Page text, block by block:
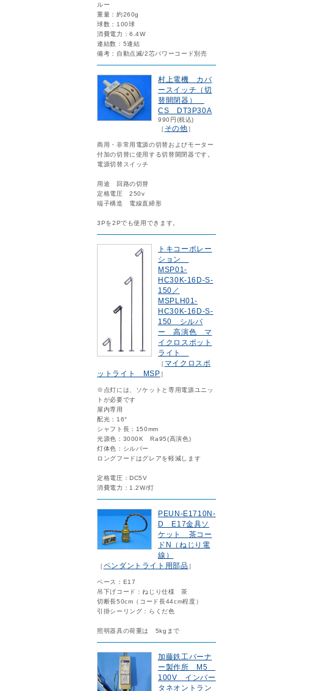
ルー
重量：約260g
球数：100球
消費電力：6.4W
連結数：5連結
備考：自動点滅/2芯パワーコード別売
村上電機 カバ
ースイッチ（切
替開閉器）
CS DT3P30A
990円(税込)
［ その他］
商用・非常用電源の切替およびモーター
付加の切替に使用する切替開閉器です。
電源切替スイッチ
用途 回路の切替
定格電圧 250v
端子構造 電線直締形
3Pを2Pでも使用できます。
トキコーポレー
ション
MSP01-
HC30K-16D-S-
150／
MSPLH01-
HC30K-16D-S-
150 シルバ
ー 高演色 マ
イクロスポット
ライト
［ マイクロスポ
ットライト MSP］
※点灯には、ソケットと専用電源ユニッ
トが必要です
屋内専用
配光：16°
シャフト長：150mm
光源色：3000K Ra95(高演色)
灯体色：シルバー
ロングフードはグレアを軽減します
定格電圧：DC5V
消費電力：1.2W/灯
PEUN-E1710N-
D E17金具ソ
ケット 茶コー
ドN（ねじり電
線）
［ペンダントライト用部品］
ベース：E17
吊下げコード：ねじり仕様 茶
切断長50cm（コード長44cm程度）
引掛シーリング：らくだ色
照明器具の荷重は 5kgまで
加藤鉄工バーナ
ー製作所 M5
100V インバー
タネオントラン